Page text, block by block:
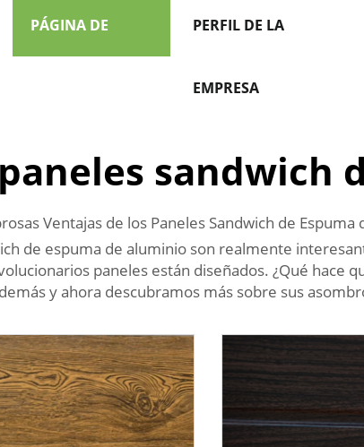
PÁGINA DE PERFIL DE LA
EMPRESA
paneles sandwich
Ventajas de los Paneles Sandwich de Espuma
de espuma de aluminio son realmente
paneles están diseñados. ¿Qué hace
y ahora descubramos más sobre sus